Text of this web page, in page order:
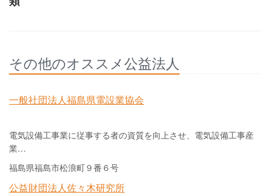
その他のオススメ公益法人
一般社団法人福島県電設業協会
電気設備工事業に従事する者の資質を向上させ、電気設備工事産
業…
福島県福島市松浪町９番６号
公益財団法人佐々木研究所